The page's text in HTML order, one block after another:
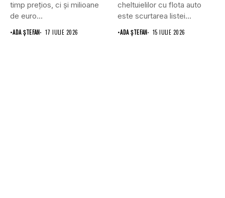
timp prețios, ci și milioane
de euro...
•ADA ȘTEFAN 17 IULIE 2026
cheltuielilor cu flota auto
este scurtarea listei...
•ADA ȘTEFAN 15 IULIE 2026